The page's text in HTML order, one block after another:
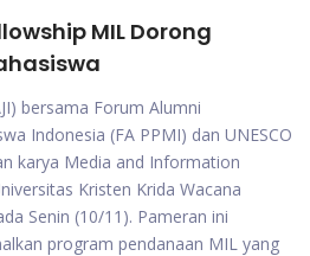
MIL Dorong
bersama Forum Alumni
Indonesia (FA PPMI) dan UNESCO
karya Media and Information
Kristen Krida Wacana
Senin (10/11). Pameran ini
program pendanaan MIL yang